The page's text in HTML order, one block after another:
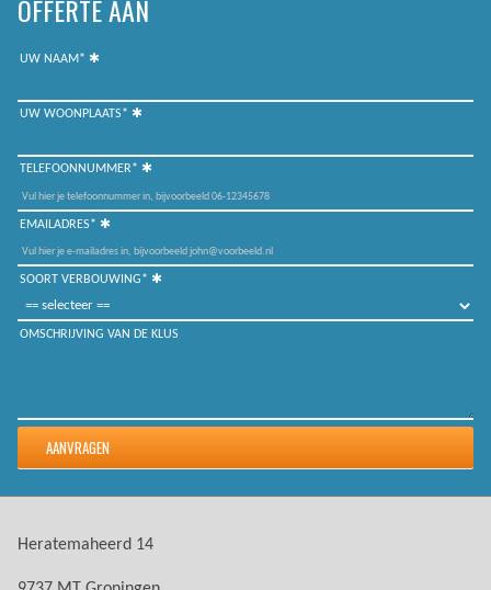
OFFERTE AAN
UW NAAM*
UW WOONPLAATS*
TELEFOONNUMMER*
EMAILADRES*
SOORT VERBOUWING*
OMSCHRIJVING VAN DE KLUS
Heratemaheerd 14